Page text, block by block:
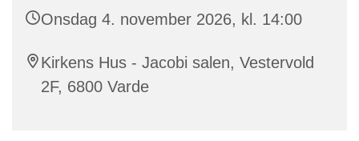
Onsdag 4. november 2026, kl. 14:00
Kirkens Hus - Jacobi salen, Vestervold
2F, 6800 Varde